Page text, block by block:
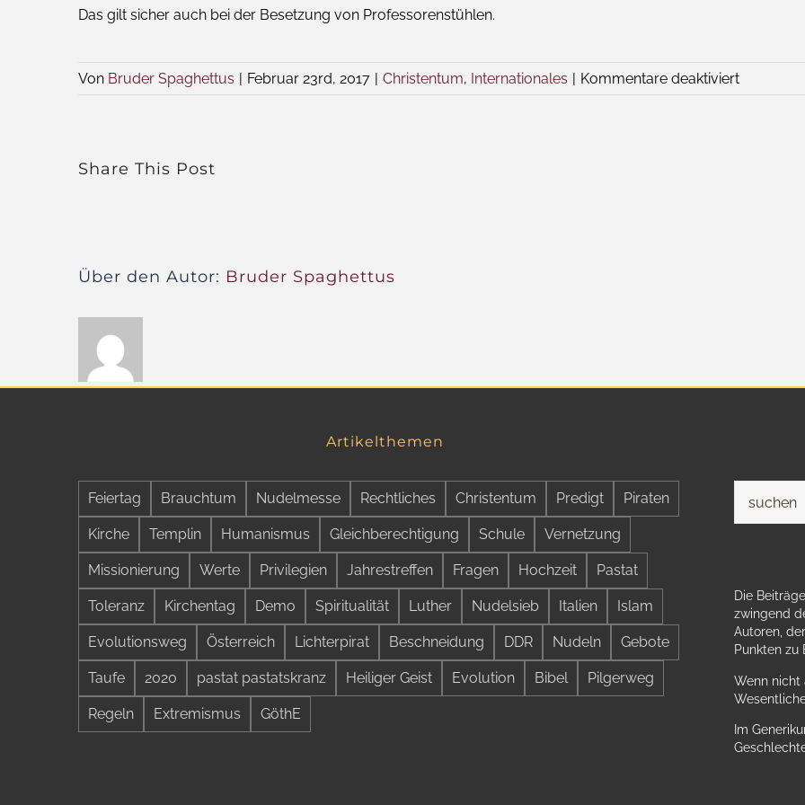
Das gilt sicher auch bei der Besetzung von Professorenstühlen.
Von Bruder Spaghettus | Februar 23rd, 2017 | Christentum, Internationales | Kommentare deaktiviertfür
Share This Post
Über den Autor: Bruder Spaghettus
Artikelthemen
Feiertag Brauchtum Nudelmesse Rechtliches Christentum Predigt Piraten
Kirche Templin Humanismus Gleichberechtigung Schule Vernetzung
Missionierung Werte Privilegien Jahrestreffen Fragen Hochzeit Pastat
Toleranz Kirchentag Demo Spiritualität Luther Nudelsieb Italien Islam
Evolutionsweg Österreich Lichterpirat Beschneidung DDR Nudeln Gebote
Taufe 2020 pastat pastatskranz Heiliger Geist Evolution Bibel Pilgerweg
Regeln Extremismus GöthE
nach:
Die
zwingend
Autoren,
Punkten zu
Wenn nicht
Im